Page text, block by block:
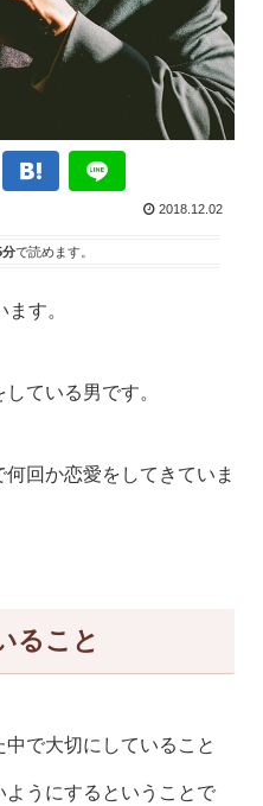
2018.12.02
分で読めます。
す。
ている男です。
回か恋愛をしてきていま
ること
で大切にしていること
うにするということで